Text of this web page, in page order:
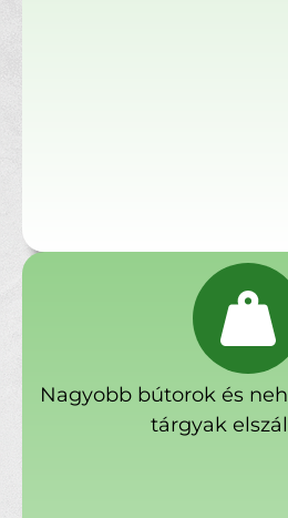
Nagyobb bútorok és
tárgyak